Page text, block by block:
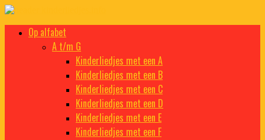
Doorgaan
inhoud
Kinderliedjes
Een grote verzameling oude en nieuwe kinderliedjes
Op alfabet
A t/m G
Kinderliedjes met een A
Kinderliedjes met een B
Kinderliedjes met een C
Kinderliedjes met een D
Kinderliedjes met een E
Kinderliedjes met een F